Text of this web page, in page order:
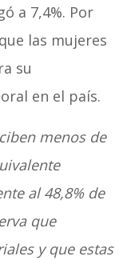
a 7,4%. Por
las mujeres
su
en el país.
menos de
al 48,8% de
que
y que estas